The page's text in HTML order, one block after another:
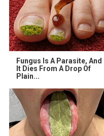
Fungus Is A Parasite, And
It Dies From A Drop Of
Plain...